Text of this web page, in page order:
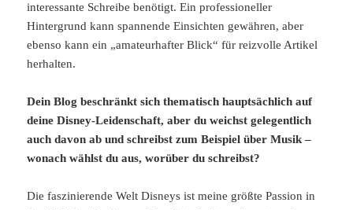
interessante Schreibe benötigt. Ein professioneller
Hintergrund kann spannende Einsichten gewähren, aber
ebenso kann ein „amateurhafter Blick“ für reizvolle Artikel
herhalten.
Dein Blog beschränkt sich thematisch hauptsächlich auf
deine Disney-Leidenschaft, aber du weichst gelegentlich
auch davon ab und schreibst zum Beispiel über Musik –
wonach wählst du aus, worüber du schreibst?
Die faszinierende Welt Disneys ist meine größte Passion in